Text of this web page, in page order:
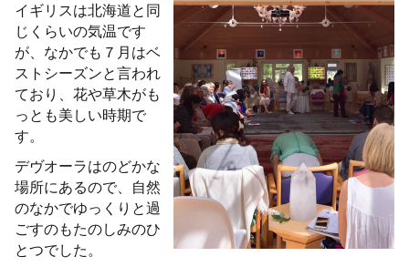
イギリスは北海道と同
じくらいの気温です
が、なかでも７月はベ
ストシーズンと言われ
ており、花や草木がも
っとも美しい時期で
す。
デヴオーラはのどかな
場所にあるので、自然
のなかでゆっくりと過
ごすのもたのしみのひ
とつでした。